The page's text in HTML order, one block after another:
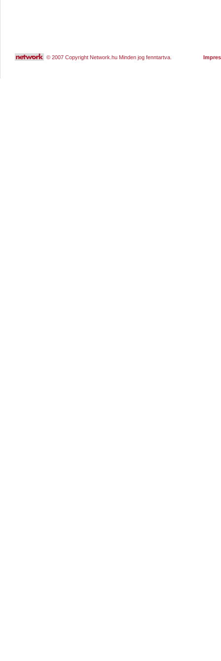
© 2007 Copyright Network.hu Minden jog fenntartva.